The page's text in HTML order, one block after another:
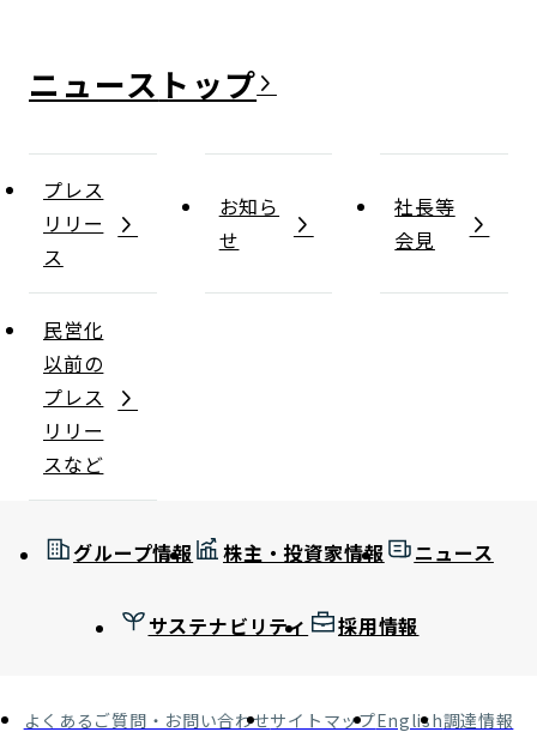
ニュース
プレス
リリー
ス
お知ら
せ
社長等
会見
民営化
以前の
プレス
リリー
スなど
グループ情報 株主・投資家情報 ニュース
サステナビリティ 採用情報
よくあるご質問・お問い合わせサイトマップEnglish調達情報